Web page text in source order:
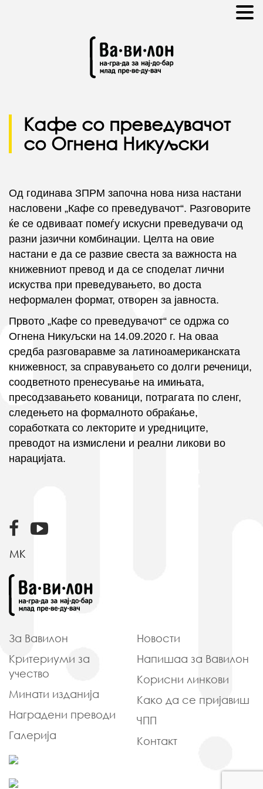
Кафе со преведувачот
со Огнена Никуљски
Од годинава ЗПРМ започна нова низа настани
насловени „Кафе со преведувачот“. Разговорите
ќе се одвиваат помеѓу искусни преведувачи од
разни јазични комбинации. Целта на овие
настани е да се развие свеста за важноста на
книжевниот превод и да се споделат лични
искуства при преведувањето, во доста
неформален формат, отворен за јавноста.
Првото „Кафе со преведувачот“ се одржа со
Огнена Никуљски на 14.09.2020 г. На оваа
средба разговаравме за латиноамериканската
книжевност, за справувањето со долги реченици,
соодветното пренесување на имињата,
пресодзавањето кованици, потрагата по сленг,
следењето на формалното обраќање,
соработката со лекторите и уредниците,
преводот на измислени и реални ликови во
нарацијата.
MK
За Вавилон
Критериуми за
учество
Минати изданија
Наградени преводи
Галерија
Новости
Напишаа за Вавилон
Корисни линкови
Како да се пријавиш
ЧПП
Контакт